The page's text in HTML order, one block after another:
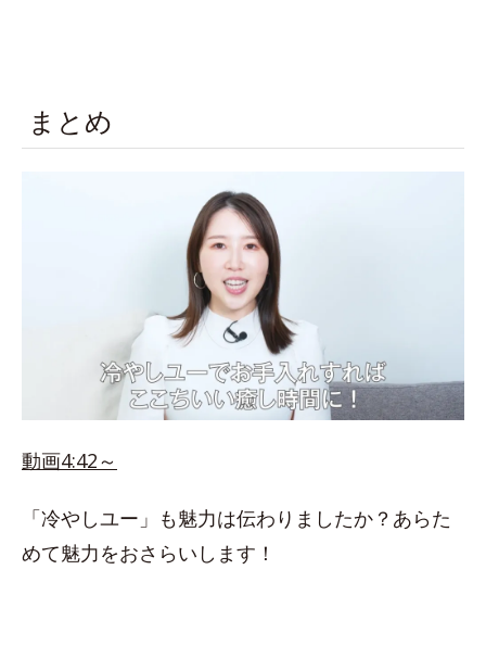
まとめ
動画4:42～
「冷やしユー」も魅力は伝わりましたか？あらた
めて魅力をおさらいします！